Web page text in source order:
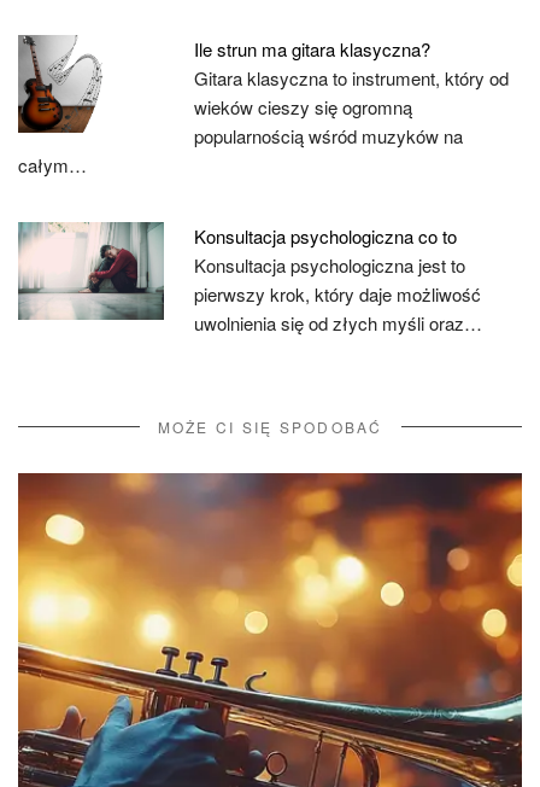
Ile strun ma gitara klasyczna?
Gitara klasyczna to instrument, który od
wieków cieszy się ogromną
popularnością wśród muzyków na
całym…
Konsultacja psychologiczna co to
Konsultacja psychologiczna jest to
pierwszy krok, który daje możliwość
uwolnienia się od złych myśli oraz…
MOŻE CI SIĘ SPODOBAĆ